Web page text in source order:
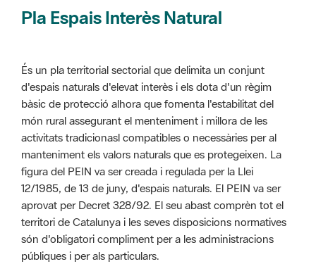
És un pla territorial sectorial que delimita un conjunt
món rural assegurant el menteniment i millora de les
activitats tradicionasl compatibles o necessàries per al
manteniment els valors naturals que es protegeixen. La
figura del PEIN va ser creada i regulada per la Llei
12/1985, de 13 de juny, d'espais naturals. El PEIN va ser
aprovat per Decret 328/92. El seu abast comprèn tot el
territori de Catalunya i les seves disposicions normatives
són d'obligatori compliment per a les administracions
públiques i per als particulars.
Més informació :Cliqueu aquí
Pla d'ordenació